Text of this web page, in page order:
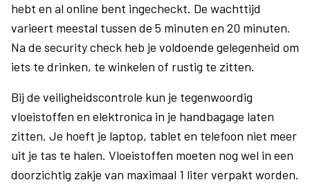
hebt en al online bent ingecheckt. De wachttijd
varieert meestal tussen de 5 minuten en 20 minuten.
Na de security check heb je voldoende gelegenheid om
iets te drinken, te winkelen of rustig te zitten.
Bij de veiligheidscontrole kun je tegenwoordig
vloeistoffen en elektronica in je handbagage laten
zitten. Je hoeft je laptop, tablet en telefoon niet meer
uit je tas te halen. Vloeistoffen moeten nog wel in een
doorzichtig zakje van maximaal 1 liter verpakt worden.